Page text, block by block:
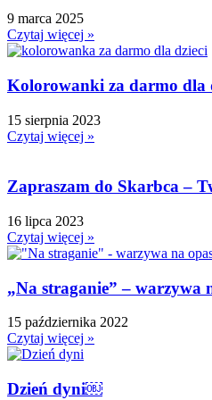
Dzień Kolorowej Skarpetki
Dzień Kota
Dzień Kubusia Puchatka
Dzień Mamy i Taty
Dzień Nauczyciela
Dzień Postaci z bajek
Dzień Pszczoły
Dzień Świadomości Autyzmu
Dzień Zdrowego Śniadania
Dzień Ziemi
E
Ekologia
Emocje
9 marca 2025
Czytaj więcej »
Kolorowanki za darmo dla
15 sierpnia 2023
Czytaj więcej »
Zapraszam do Skarbca –
16 lipca 2023
Czytaj więcej »
„Na straganie” – warzywa
15 października 2022
Czytaj więcej »
Dzień dyni￼